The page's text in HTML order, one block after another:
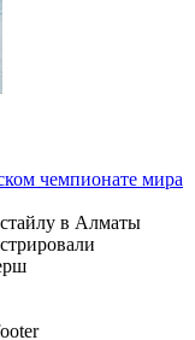
чемпионате мира
в Алматы